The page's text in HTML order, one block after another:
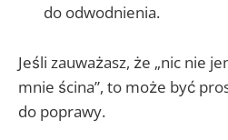
do odwodnienia.
Jeśli zauważasz, że „nic nie
mnie ścina”, to może być
do poprawy.